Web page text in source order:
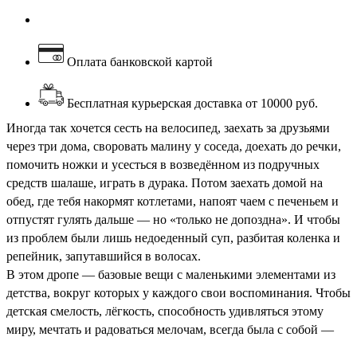
Иногда так хочется сесть на велосипед, заехать за друзьями
через три дома, своровать малину у соседа, доехать до речки,
помочить ножки и усесться в возведённом из подручных
средств шалаше, играть в дурака. Потом заехать домой на
обед, где тебя накормят котлетами, напоят чаем с печеньем и
отпустят гулять дальше — но «только не допоздна». И чтобы
из проблем были лишь недоеденный суп, разбитая коленка и
репейник, запутавшийся в волосах.
В этом дропе — базовые вещи с маленькими элементами из
детства, вокруг которых у каждого свои воспоминания. Чтобы
детская смелость, лёгкость, способность удивляться этому
миру, мечтать и радоваться мелочам, всегда была с собой —
Оплата банковской картой
Бесплатная курьерская доставка от 10000 руб.